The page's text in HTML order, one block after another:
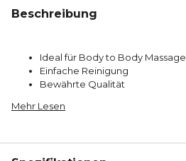
Beschreibung
Ideal für Body to Body Massage
Einfache Reinigung
Bewährte Qualität
Mehr Lesen